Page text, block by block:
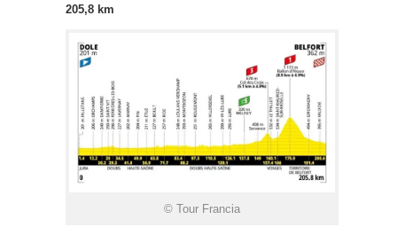
205,8 km
© Tour Francia